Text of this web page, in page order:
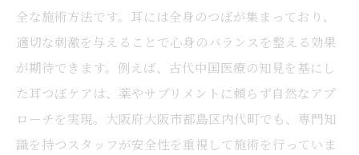
全な施術方法です。耳には全身のつぼが集まっており、
適切な刺激を与えることで心身のバランスを整える効果
が期待できます。例えば、古代中国医療の知見を基にし
た耳つぼケアは、薬やサプリメントに頼らず自然なアプ
ローチを実現。大阪府大阪市都島区内代町でも、専門知
識を持つスタッフが安全性を重視して施術を行っていま